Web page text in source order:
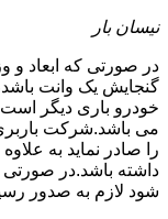
نیسان بار
در صورتی که ابعاد و
گنجایش یک وانت
خودرو باری دیگر است
می باشد.شرکت
را صادر نماید به
داشته باشد.در
شود لازم به صدور